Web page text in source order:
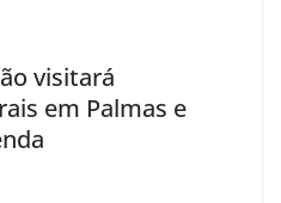
visitará
em Palmas e